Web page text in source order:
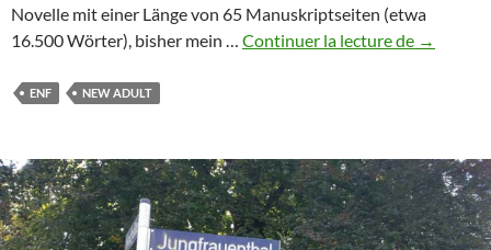
Novelle mit einer Länge von 65 Manuskriptseiten (etwa
16.500 Wörter), bisher mein … Continuer la lecture de Sandra
→
ENF NEW ADULT